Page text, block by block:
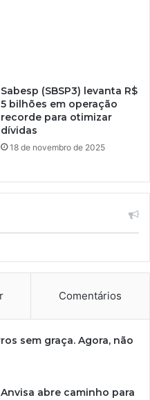
Sabesp (SBSP3) levanta R$
5 bilhões em operação
recorde para otimizar
dívidas
18 de novembro de 2025
Comentários
sem graça. Agora, não
abre caminho para